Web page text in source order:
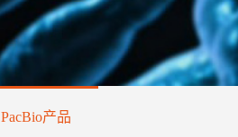
PacBio产品